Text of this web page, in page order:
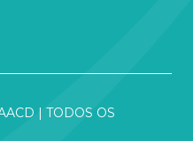
| TODOS OS